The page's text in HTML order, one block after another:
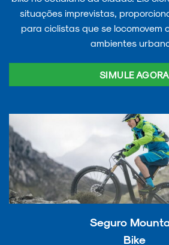
situações imprevistas,
para ciclistas que se locomovem
ambientes
SIMULE AGORA
Seguro
Bike